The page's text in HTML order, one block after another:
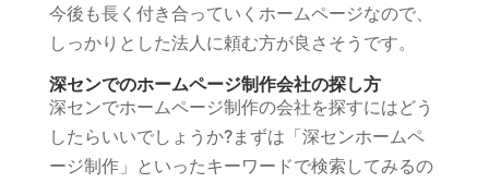
今後も長く付き合っていくホームページなので、
しっかりとした法人に頼む方が良さそうです。
深センでのホームページ制作会社の探し方
深センでホームページ制作の会社を探すにはどう
したらいいでしょうか?まずは「深センホームペ
ージ制作」といったキーワードで検索してみるの